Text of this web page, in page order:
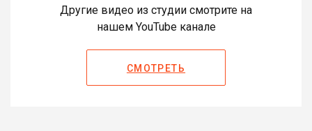
Другие видео из студии смотрите на
нашем YouTube канале
СМОТРЕТЬ